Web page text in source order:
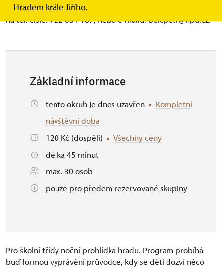
Hradem krále Jiřího.
kolektivy. Prohlídka se koná pouze po předchozí rezervaci
na tel. čísle: 722 031 187, nebo e-mailu: bek.petr@npu.cz.
Základní informace
tento okruh je dnes uzavřen
Kompletní
návštěvní doba
120 Kč (dospělí)
Všechny ceny
délka 45 minut
max. 30 osob
pouze pro předem rezervované skupiny
Pro školní třídy noční prohlídka hradu. Program probíhá
buď formou vyprávění průvodce, kdy se děti dozví něco